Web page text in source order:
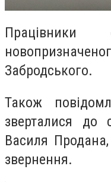
Працівники
Забродського.
Також
зверталися до
Василя
звернення.